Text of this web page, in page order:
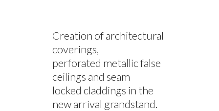
Creation of architectural
coverings,
perforated metallic false
ceilings and seam
locked claddings in the
new arrival grandstand.